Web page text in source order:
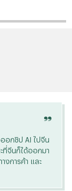
“
อกชิป AI ไปจีน
ที่จีนก็ได้ออกมา
งการค้า และ